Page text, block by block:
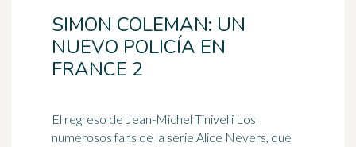
SIMON COLEMAN: UN
NUEVO POLICÍA EN
FRANCE 2
El regreso de Jean-Michel Tinivelli Los
numerosos fans de la serie Alice Nevers, que